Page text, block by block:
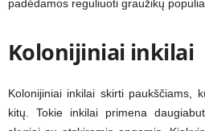
padėdamos reguliuoti graužikų
Kolonijiniai inkilai
Kolonijiniai inkilai skirti paukščiams,
kitų. Tokie inkilai primena